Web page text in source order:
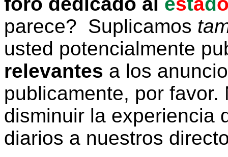
parece? Suplicamos
usted potencialmente
relevantes a los
publicamente, por
disminuir la experiencia
diarios a nuestros